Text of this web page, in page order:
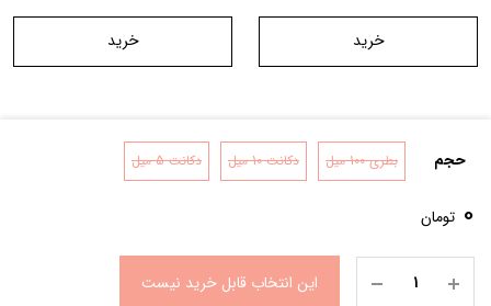
0
حجم بطری 100 میل دکانت 10 میل دکانت 5 میل
0 تومان
این انتخاب قابل خرید نیست
خرید خرید